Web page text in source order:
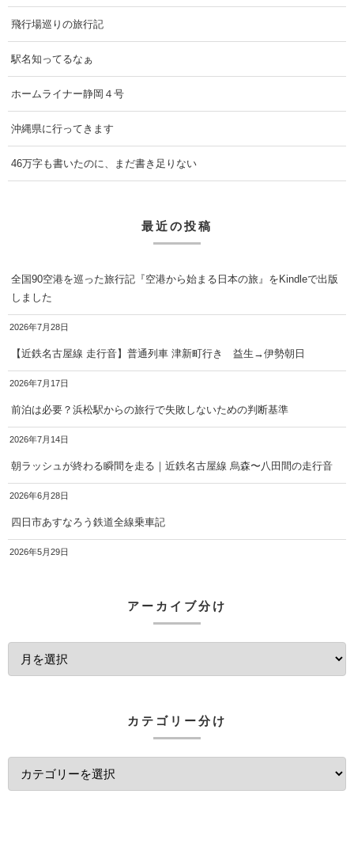
飛行場巡りの旅行記
駅名知ってるなぁ
ホームライナー静岡４号
沖縄県に行ってきます
46万字も書いたのに、まだ書き足りない
最近の投稿
全国90空港を巡った旅行記『空港から始まる日本の旅』をKindleで出版
しました
2026年7月28日
【近鉄名古屋線 走行音】普通列車 津新町行き 益生→伊勢朝日
2026年7月17日
前泊は必要？浜松駅からの旅行で失敗しないための判断基準
2026年7月14日
朝ラッシュが終わる瞬間を走る｜近鉄名古屋線 烏森〜八田間の走行音
2026年6月28日
四日市あすなろう鉄道全線乗車記
2026年5月29日
アーカイブ分け
カテゴリー分け